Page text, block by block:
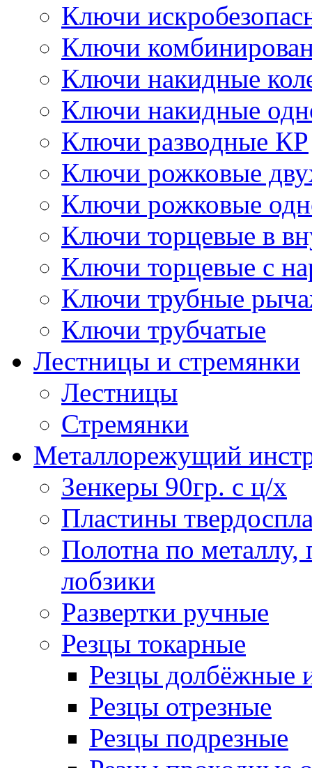
Ключи
Ключи
Ключи накидные
Ключи накидные
Ключи разводные КР
Ключи рожковые
Ключи рожковые
Ключи торцевые в
Ключи торцевые с
Ключи трубные
Ключи трубчатые
Лестницы и стремянки
Лестницы
Стремянки
Металлорежущий
Зенкеры 90гр. с ц/х
Пластины
Полотна по
лобзики
Развертки ручные
Резцы токарные
Резцы долбёжные
Резцы отрезные
Резцы подрезные